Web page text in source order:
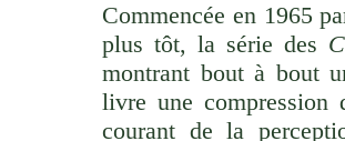
Commencée en 1965
plus tôt, la série des
montrant bout à bout
livre une compression
courant de la